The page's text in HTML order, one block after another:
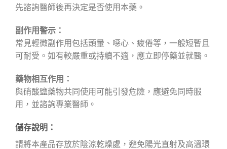
先諮詢醫師後再決定是否使用本藥。
副作用警示：
常見輕微副作用包括頭暈、噁心、疲倦等，一般短暫且
可耐受。如有較嚴重或持續不適，應立即停藥並就醫。
藥物相互作用：
與硝酸鹽藥物共同使用可能引發危險，應避免同時服
用，並諮詢專業醫師。
儲存說明：
請將本產品存放於陰涼乾燥處，避免陽光直射及高溫環